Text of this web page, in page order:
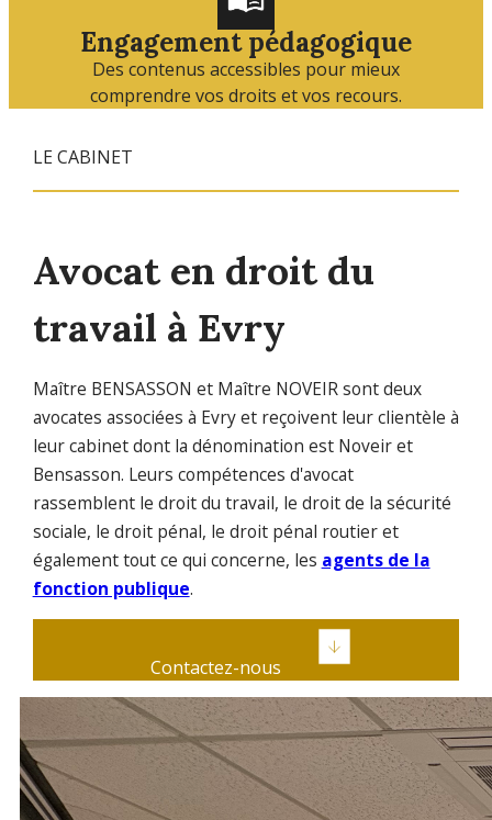
Engagement pédagogique
Des contenus accessibles pour mieux
comprendre vos droits et vos recours.
LE CABINET
Avocat en droit du
travail à Evry
Maître BENSASSON et Maître NOVEIR sont deux
avocates associées à Evry et reçoivent leur clientèle à
leur cabinet dont la dénomination est Noveir et
Bensasson. Leurs compétences d'avocat
rassemblent le droit du travail, le droit de la sécurité
sociale, le droit pénal, le droit pénal routier et
également tout ce qui concerne, les agents de la
fonction publique.
Contactez-nous